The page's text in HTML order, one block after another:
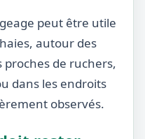
peut être utile
autour des
proches de ruchers,
dans les endroits
observés.